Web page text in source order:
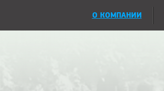
О КОМПАНИИ